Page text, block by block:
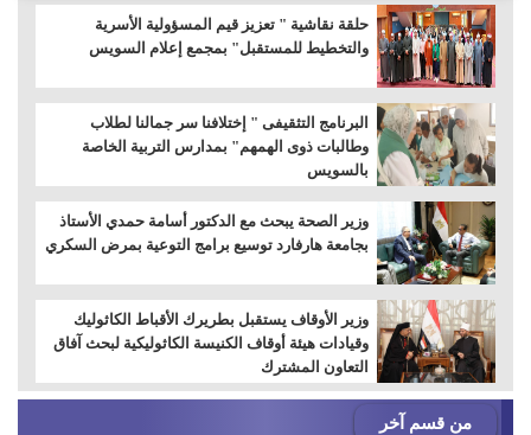
حلقة نقاشية " تعزيز قيم المسؤولية الأسرية
والتخطيط للمستقبل" بمجمع إعلام السويس
البرنامج التثقيفى " إختلافنا سر جمالنا لطلاب
وطالبات ذوى الهمهم" بمدارس التربية الخاصة
بالسويس
وزير الصحة يبحث مع الدكتور أسامة حمدي الأستاذ
بجامعة هارفارد توسيع برامج التوعية بمرض السكري
وزير الأوقاف يستقبل بطريرك الأقباط الكاثوليك
وقيادات هيئة أوقاف الكنيسة الكاثوليكية لبحث آفاق
التعاون المشترك
من قسم آخر